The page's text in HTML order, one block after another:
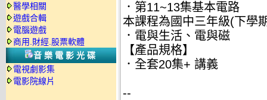
醫學相關
遊戲合輯
電腦遊戲
商用.財經.股票軟體
音樂電影光碟
電視劇影集
電影院線片
．第11~13集基本電路
本課程為國中三年級(下學
．電與生活、電與磁
【產品規格】
．全套20集+ 講義
--